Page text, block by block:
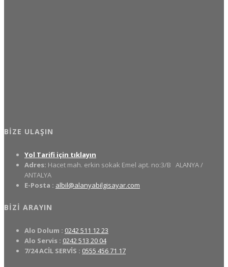
BIZE ULAŞIN
Yol Tarifi için tıklayın
Adres: Hacet mah. erkin sokak Emel apt. no:3/B ALANYA /
ANTALYA
E-Posta : albil@alanyabilgisayar.com
BIZI ARAYIN
Alo Dolum : 0242 511 12 23
Alo Servis : 0242 513 20 04
7/24 ACİL SERVİS : 0555 456 71 17